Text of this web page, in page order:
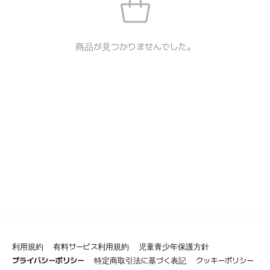
商品が見つかりませんでした。
利用規約 有料サービス利用規約
児童青少年保護方針
プライバシーポリシー
特定商取引法に基づく表記
クッキーポリシー